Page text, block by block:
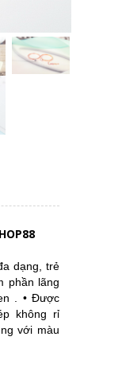
dạng, trẻ
phần lãng
. • Được
không rỉ
với màu